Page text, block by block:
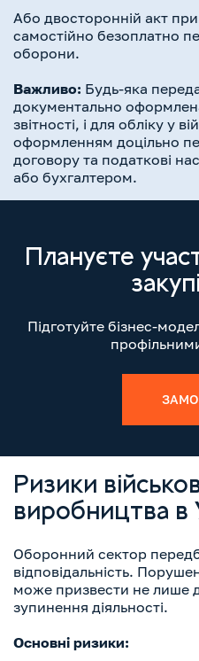
Або двосторонній акт
самостійно безоплатно
оборони.
Важливо: Будь-яка
документально
звітності, і для обліку у
оформленням доцільно
договору та податкові
або бухгалтером.
Плануєте
Підготуйте бізнес-
Ризики
виробництва в
Оборонний сектор
відповідальність.
може призвести не лише
зупинення діяльності.
Основні ризики: